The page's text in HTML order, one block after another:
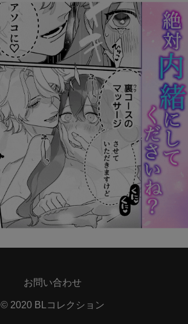
お問い合わせ
© 2020 BLコレクション